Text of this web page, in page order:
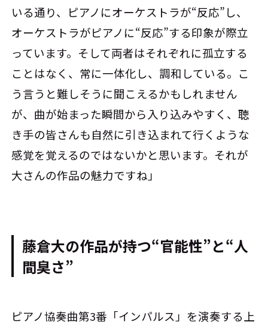
いる通り、ピアノにオーケストラが“反応”し、
オーケストラがピアノに“反応”する印象が際立
っています。そして両者はそれぞれに孤立する
ことはなく、常に一体化し、調和している。こ
う言うと難しそうに聞こえるかもしれません
が、曲が始まった瞬間から入り込みやすく、聴
き手の皆さんも自然に引き込まれて行くような
感覚を覚えるのではないかと思います。それが
大さんの作品の魅力ですね」
藤倉大の作品が持つ“官能性”と“人
間臭さ”
ピアノ協奏曲第3番「インパルス」を演奏する上